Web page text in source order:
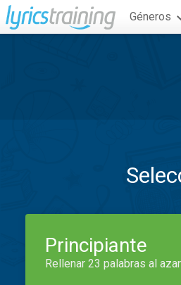
Géneros
Principiante
Rellenar 23 palabras al